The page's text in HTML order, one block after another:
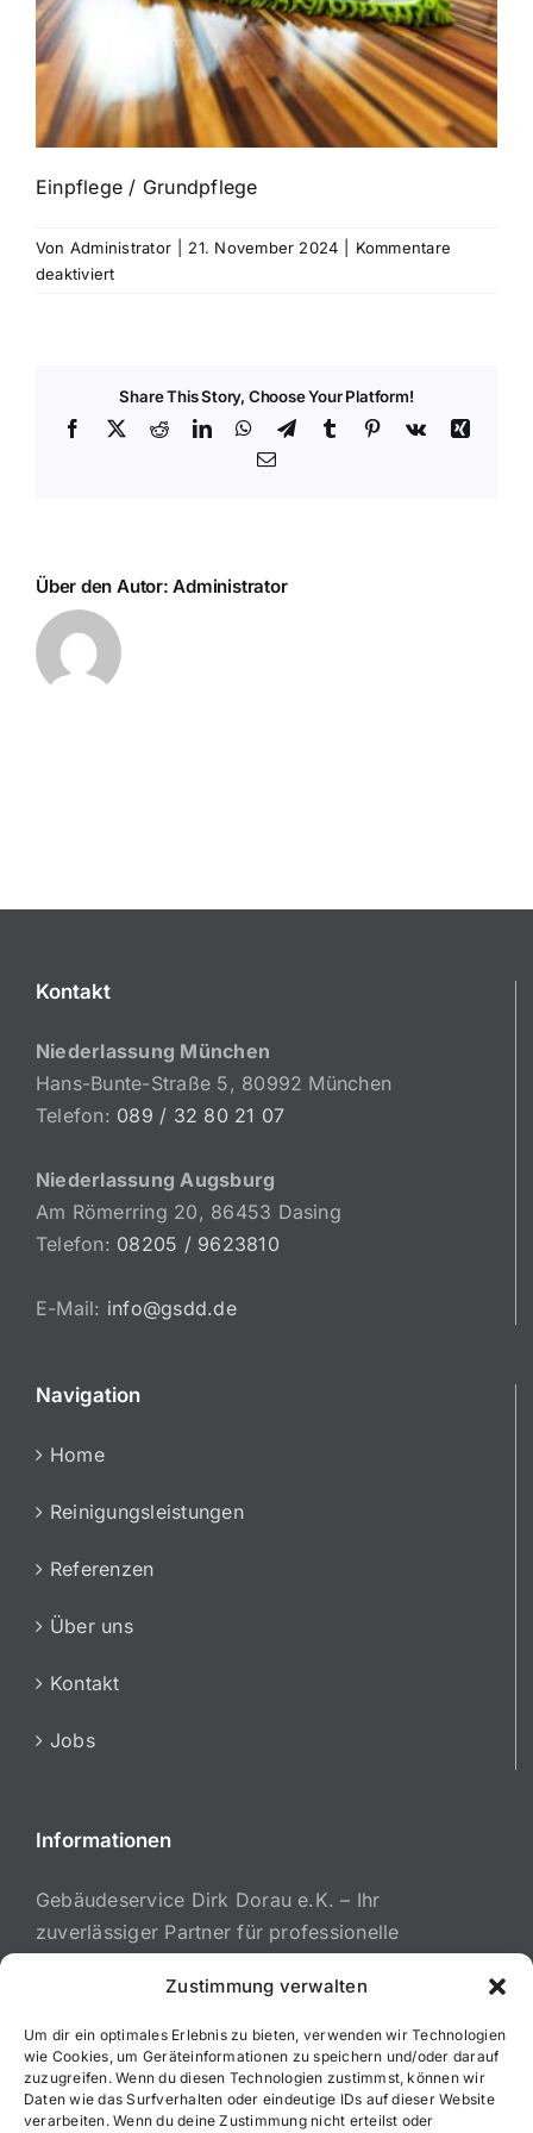
Zustimmung verwalten
Um dir ein optimales Erlebnis zu bieten, verwenden wir Technologien
wie Cookies, um Geräteinformationen zu speichern und/oder darauf
zuzugreifen. Wenn du diesen Technologien zustimmst, können wir
Daten wie das Surfverhalten oder eindeutige IDs auf dieser Website
verarbeiten. Wenn du deine Zustimmung nicht erteilst oder
Einpflege / Grundpflege
Von Administrator 21. November 2024
Kommentare
deaktiviertfür
Share This Story, Choose Your Platform!
Facebook
X RedditLinkedInWhatsApp
TelegramTumblr Pinterest
Vk
Xing
E-
Über den Autor:Administrator
Kontakt
Niederlassung München
Hans-Bunte-Straße 5, 80992 München
Telefon: 089 / 32 80 21 07
Niederlassung Augsburg
Am Römerring 20, 86453 Dasing
Telefon: 08205 / 9623810
E-Mail: info@gsdd.de
Navigation
Home
Reinigungsleistungen
Referenzen
Über uns
Kontakt
Jobs
Informationen
Gebäudeservice Dirk Dorau e.K. – Ihr
zuverlässiger Partner für professionelle
Augsburg und Umgebung.